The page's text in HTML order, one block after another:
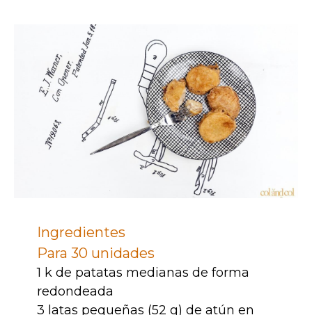
Ingredientes
Para 30 unidades
1 k de patatas medianas de forma
redondeada
3 latas pequeñas (52 g) de atún en